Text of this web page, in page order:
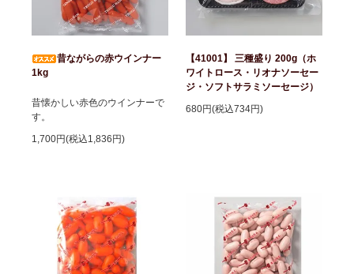
昔ながらの赤ウインナー
1kg
昔懐かしい赤色のウインナーで
す。
1,700円(税込1,836円)
【41001】 三種盛り 200g（ホ
ワイトロース・リオナソーセー
ジ・ソフトサラミソーセージ）
680円(税込734円)